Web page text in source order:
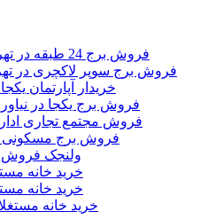
فروش برج 24 طبقه در تهران الهیه 14000 متر زیربنا
فروش برج سوپر لاکچری در تهران ولنجک
خریدار آپارتمان
فروش برج یکجا در نیاوران باهنر با
فروش مجتمع تجاری اداری
فروش برج مسکونی در
ولنجک فروش
خرید خانه مستغلات 200 متر
خرید خانه مستغلات 350 متر
خرید خانه مستغلات 105 متر تهران